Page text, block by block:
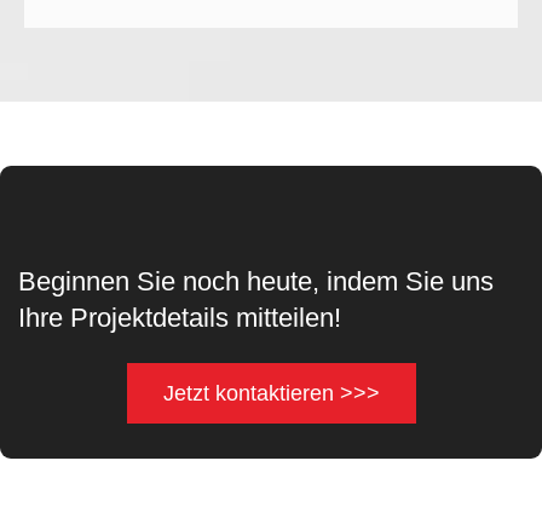
Beginnen Sie noch heute, indem Sie uns
Ihre Projektdetails mitteilen!
Jetzt kontaktieren >>>